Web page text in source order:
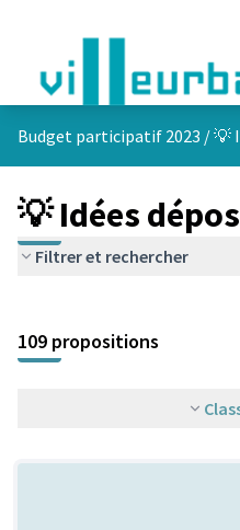
Budget participatif 2023 /💡
💡 Idées
Filtrer et rechercher
+
−
109 propositions